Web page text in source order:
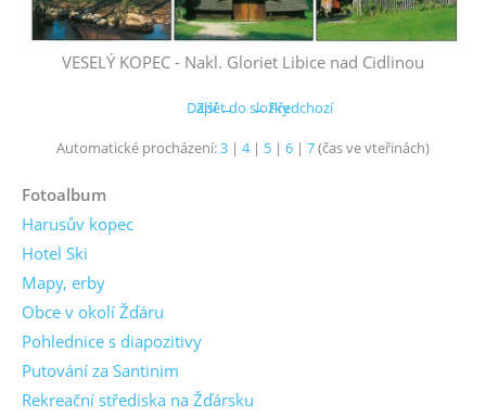
VESELÝ KOPEC - Nakl. Gloriet Libice nad Cidlinou
← Předchozí
Další →
Zpět do složky
Automatické procházení:3 | 4| 5 | 6 | 7(čas ve vteřinách)
Fotoalbum
Harusův kopec
Hotel Ski
Mapy, erby
Obce v okolí Žďáru
Pohlednice s diapozitivy
Putování za Santinim
Rekreační střediska na Žďársku